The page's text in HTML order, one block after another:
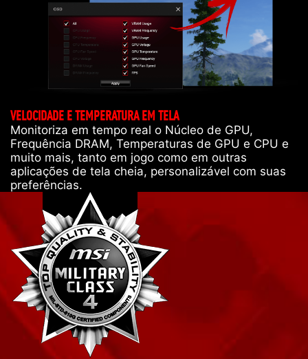
VELOCIDADE E TEMPERATURA EM TELA
Monitoriza em tempo real o Núcleo de GPU,
Frequência DRAM, Temperaturas de GPU e CPU e
muito mais, tanto em jogo como em outras
aplicações de tela cheia, personalizável com suas
preferências.